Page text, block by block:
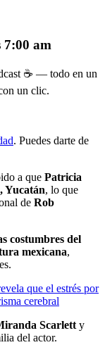
7:00 am
☕ — todo en un
un clic.
. Puedes darte de
a que Patricia
Yucatán, lo que
de Rob
costumbres del
mexicana,
que el estrés por
cerebral
Scarlett y
del actor.